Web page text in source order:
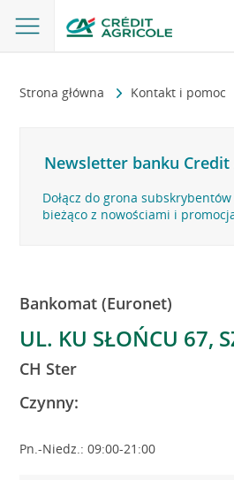
Strona główna Kontakt i pomoc
Newsletter banku Credit
Dołącz do grona
bieżąco z nowościami i
Bankomat (Euronet)
UL. KU SŁOŃCU 67,
CH Ster
Czynny:
Pn.-Niedz.: 09:00-21:00